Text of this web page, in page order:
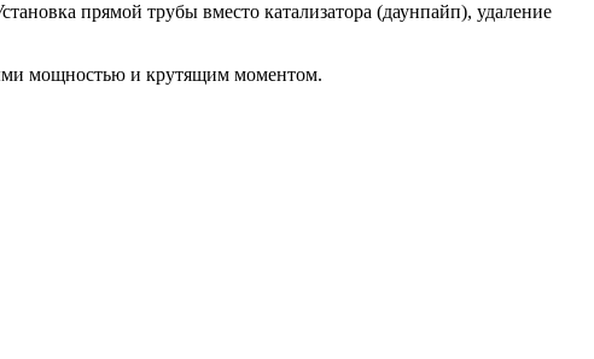
прямой трубы вместо катализатора (даунпайп), удаление
мощностью и крутящим моментом.